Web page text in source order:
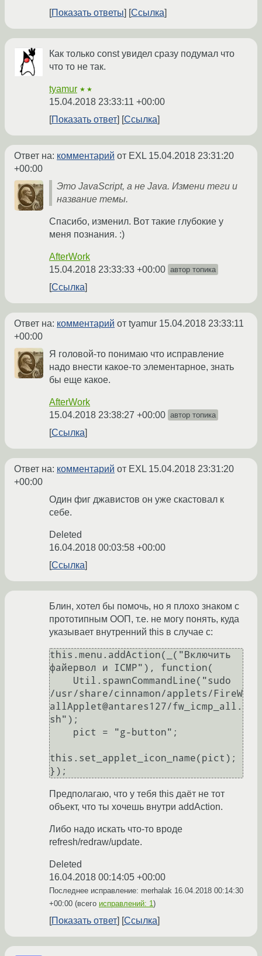
Показать ответы
Ссылка
Как только const увидел сразу подумал что
что то не так.
tyamur ★★
15.04.2018 23:33:11 +00:00
Показать ответ
Ссылка
Ответ на: комментарий от EXL 15.04.2018 23:31:20
+00:00
Это JavaScript, а не Java. Измени теги и
название темы.
Спасибо, изменил. Вот такие глубокие у
меня познания. :)
AfterWork
15.04.2018 23:33:33 +00:00 автор топика
Ссылка
Ответ на: комментарий от tyamur 15.04.2018 23:33:11
+00:00
Я головой-то понимаю что исправление
надо внести какое-то элементарное, знать
бы еще какое.
AfterWork
15.04.2018 23:38:27 +00:00 автор топика
Ссылка
Ответ на: комментарий от EXL 15.04.2018 23:31:20
+00:00
Один фиг джавистов он уже скастовал к
себе.
Deleted
16.04.2018 00:03:58 +00:00
Ссылка
Блин, хотел бы помочь, но я плохо знаком с
прототипным ООП, т.е. не могу понять, куда
указывает внутренний this в случае с:
this.menu.addAction(_("Включить
файервол и ICMP"), function(
/usr/share/cinnamon/applets/FireW
allApplet@antares127/fw_icmp_all.
sh");
this.set_applet_icon_name(pict);
Предполагаю, что у тебя this даёт не тот
объект, что ты хочешь внутри addAction.
Либо надо искать что-то вроде
refresh/redraw/update.
Deleted
16.04.2018 00:14:05 +00:00
Последнее исправление: merhalak 16.04.2018 00:14:30
+00:00 (всего исправлений: 1)
Показать ответ Ссылка